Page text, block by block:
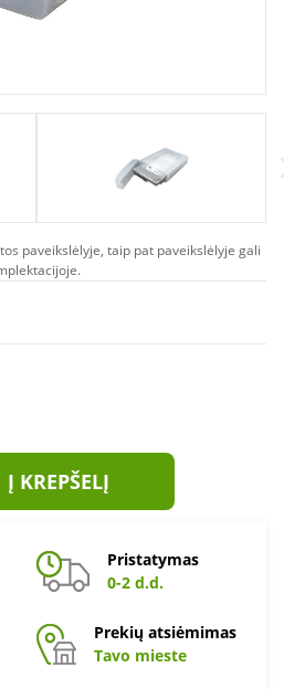
paveikslėlyje, taip pat paveikslėlyje gali
Į KREPŠELĮ
Pristatymas
0-2 d.d.
Prekių atsiėmimas
Tavo mieste